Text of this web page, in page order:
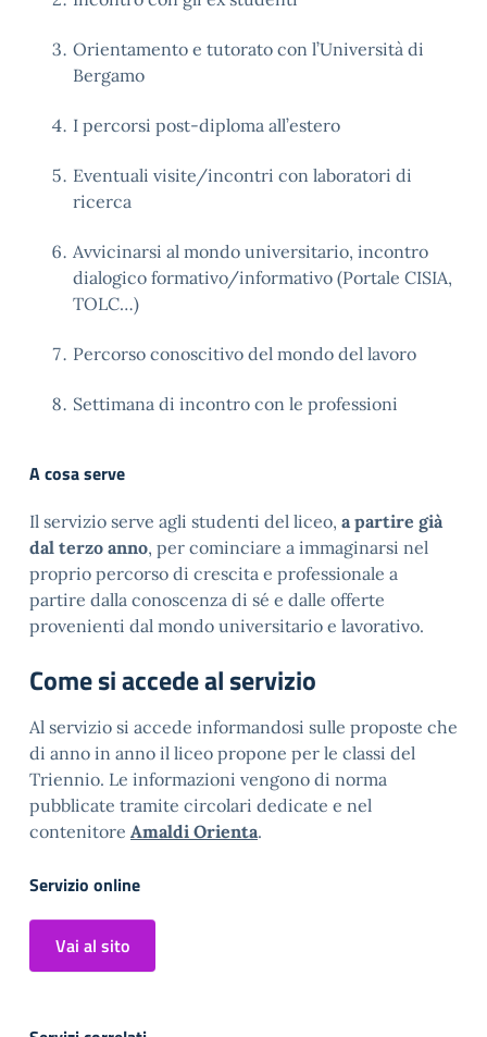
Orientamento e tutorato con l’Università di
Bergamo
I percorsi post-diploma all’estero
Eventuali visite/incontri con laboratori di
ricerca
Avvicinarsi al mondo universitario, incontro
dialogico formativo/informativo (Portale CISIA,
TOLC…)
Percorso conoscitivo del mondo del lavoro
Settimana di incontro con le professioni
A cosa serve
Il servizio serve agli studenti del liceo, a partire già
dal terzo anno, per cominciare a immaginarsi nel
proprio percorso di crescita e professionale a
partire dalla conoscenza di sé e dalle offerte
provenienti dal mondo universitario e lavorativo.
Come si accede al servizio
Al servizio si accede informandosi sulle proposte che
di anno in anno il liceo propone per le classi del
Triennio. Le informazioni vengono di norma
pubblicate tramite circolari dedicate e nel
contenitore Amaldi Orienta.
Servizio online
Vai al sito